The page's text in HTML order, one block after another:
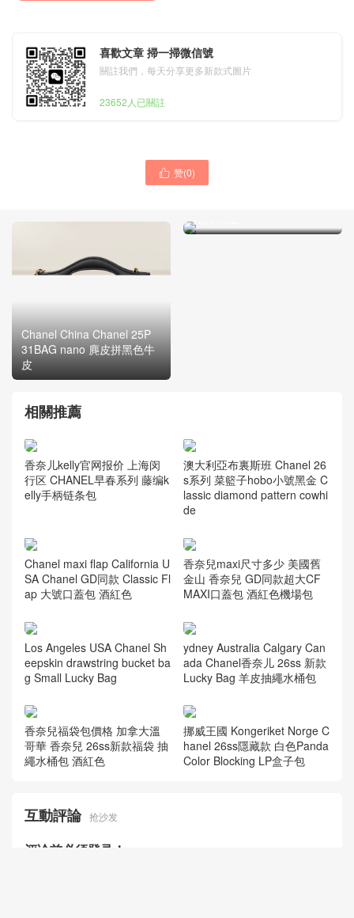
喜歡文章 掃一掃微信號
關註我們，每天分享更多新款式圖片
23652人已關註
 赞(0)
Chanel China Chanel 25P
31BAG nano 麂皮拼黑色牛
皮
chanel tote價格 Spain
相關推薦
香奈儿kelly官网报价 上海闵
行区 CHANEL早春系列 藤编k
elly手柄链条包
澳大利亞布裏斯班 Chanel 26
s系列 菜籃子hobo小號黑金 C
lassic diamond pattern cowhi
de
Chanel maxi flap California U
SA Chanel GD同款 Classic Fl
ap 大號口蓋包 酒紅色
香奈兒maxi尺寸多少 美國舊
金山 香奈兒 GD同款超大CF
MAXI口蓋包 酒紅色機場包
Los Angeles USA Chanel Sh
eepskin drawstring bucket ba
g Small Lucky Bag
ydney Australia Calgary Can
ada Chanel香奈儿 26ss 新款
Lucky Bag 羊皮抽繩水桶包
香奈兒福袋包價格 加拿大溫
哥華 香奈兒 26ss新款福袋 抽
繩水桶包 酒紅色
挪威王國 Kongeriket Norge C
hanel 26ss隱藏款 白色Panda
Color Blocking LP盒子包
互動評論 抢沙发
评论前必须登录！